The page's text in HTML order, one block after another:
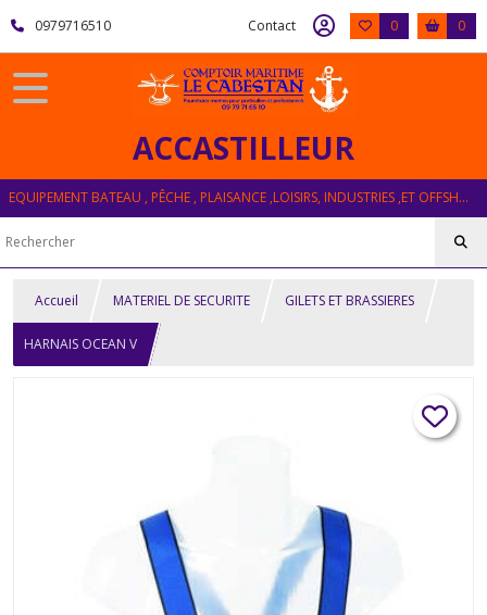
0979716510 Contact 0 0
ACCASTILLEUR
EQUIPEMENT BATEAU , PÊCHE , PLAISANCE ,LOISIRS, INDUSTRIES ,ET OFFSHORE
Accueil MATERIEL DE SECURITE GILETS ET BRASSIERES
HARNAIS OCEAN V